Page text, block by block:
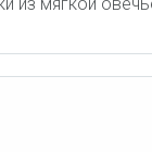
из мягкой